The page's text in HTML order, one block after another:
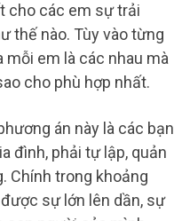
cho các em sự trải
thế nào. Tùy vào từng
mỗi em là các nhau mà
cho phù hợp nhất.
án này là các bạn
đình, phải tự lập, quản
Chính trong khoảng
sự lớn lên dần, sự